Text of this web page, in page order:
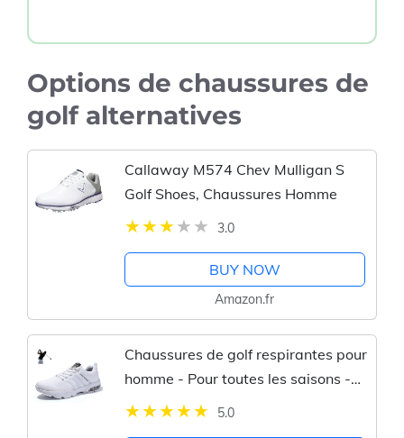
Options de chaussures de
golf alternatives
Callaway M574 Chev Mulligan S
Golf Shoes, Chaussures Homme
3.0
BUY NOW
Amazon.fr
Chaussures de golf respirantes pour
homme - Pour toutes les saisons -
Pour la course à pied et l'exercice -
5.0